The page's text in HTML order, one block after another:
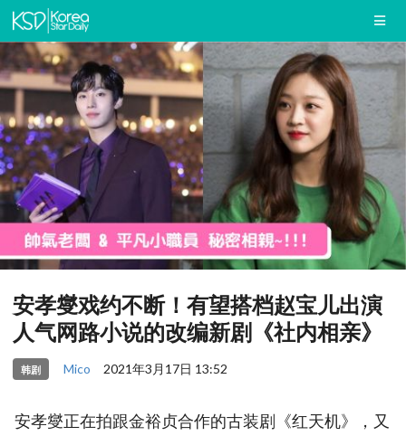
安孝燮戏约不断！有望搭档赵宝儿出演
人气网路小说的改编新剧《社内相亲》
韩剧 Mico 2021年3月17日 13:52
安孝燮正在拍跟金裕贞合作的古装剧《红天机》，又